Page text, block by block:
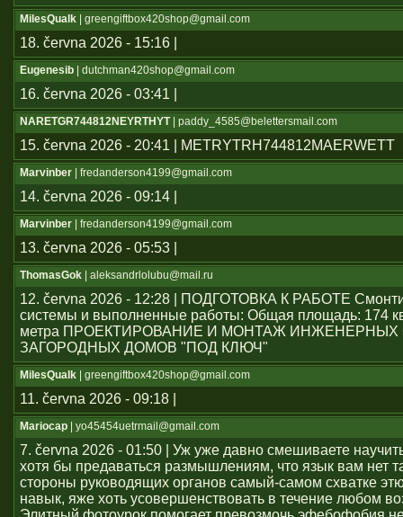
MilesQualk | greengiftbox420shop@gmail.com
18. června 2026 - 15:16 |
Eugenesib | dutchman420shop@gmail.com
16. června 2026 - 03:41 |
NARETGR744812NEYRTHYT| paddy_4585@belettersmail.com
15. června 2026 - 20:41 | METRYTRH744812MAERWETT
Marvinber | fredanderson4199@gmail.com
14. června 2026 - 09:14 |
Marvinber | fredanderson4199@gmail.com
13. června 2026 - 05:53 |
ThomasGok | aleksandrlolubu@mail.ru
12. června 2026 - 12:28 | ПОДГОТОВКА К РАБОТЕ
системы и выполненные работы: Общая площадь: 174
метра ПРОЕКТИРОВАНИЕ И МОНТАЖ
ЗАГОРОДНЫХ ДОМОВ "ПОД КЛЮЧ"
MilesQualk | greengiftbox420shop@gmail.com
11. června 2026 - 09:18 |
Mariocap | yo45454uеtrmail@gmail.com
7. června 2026 - 01:50 | Уж уже давно смешиваете
хотя бы предаваться размышлениям, что язык вам нет
стороны руководящих органов самый-самом схватке
навык, яже хоть усовершенствовать в течение любом